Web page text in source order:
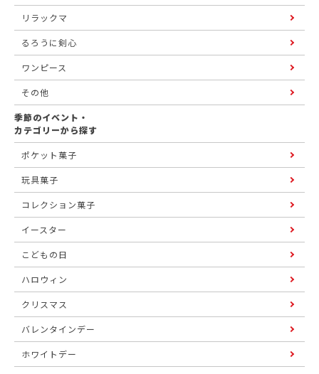
リラックマ
るろうに剣心
ワンピース
その他
季節のイベント・
カテゴリーから探す
ポケット菓子
玩具菓子
コレクション菓子
イースター
こどもの日
ハロウィン
クリスマス
バレンタインデー
ホワイトデー